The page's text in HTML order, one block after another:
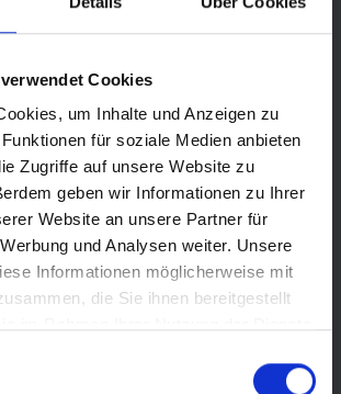
Cookies
um Inhalte und Anzeigen zu
für soziale Medien anbieten
Zugriffe auf unsere Website zu
geben wir Informationen zu Ihrer
Website an unsere Partner für
und Analysen weiter. Unsere
Informationen möglicherweise mit
die Sie ihnen bereitgestellt
Lichter- und Farbenmeer